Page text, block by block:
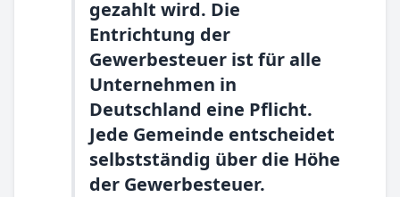
gezahlt wird. Die
Entrichtung der
Gewerbesteuer ist für alle
Unternehmen in
Deutschland eine Pflicht.
Jede Gemeinde entscheidet
selbstständig über die Höhe
der Gewerbesteuer.